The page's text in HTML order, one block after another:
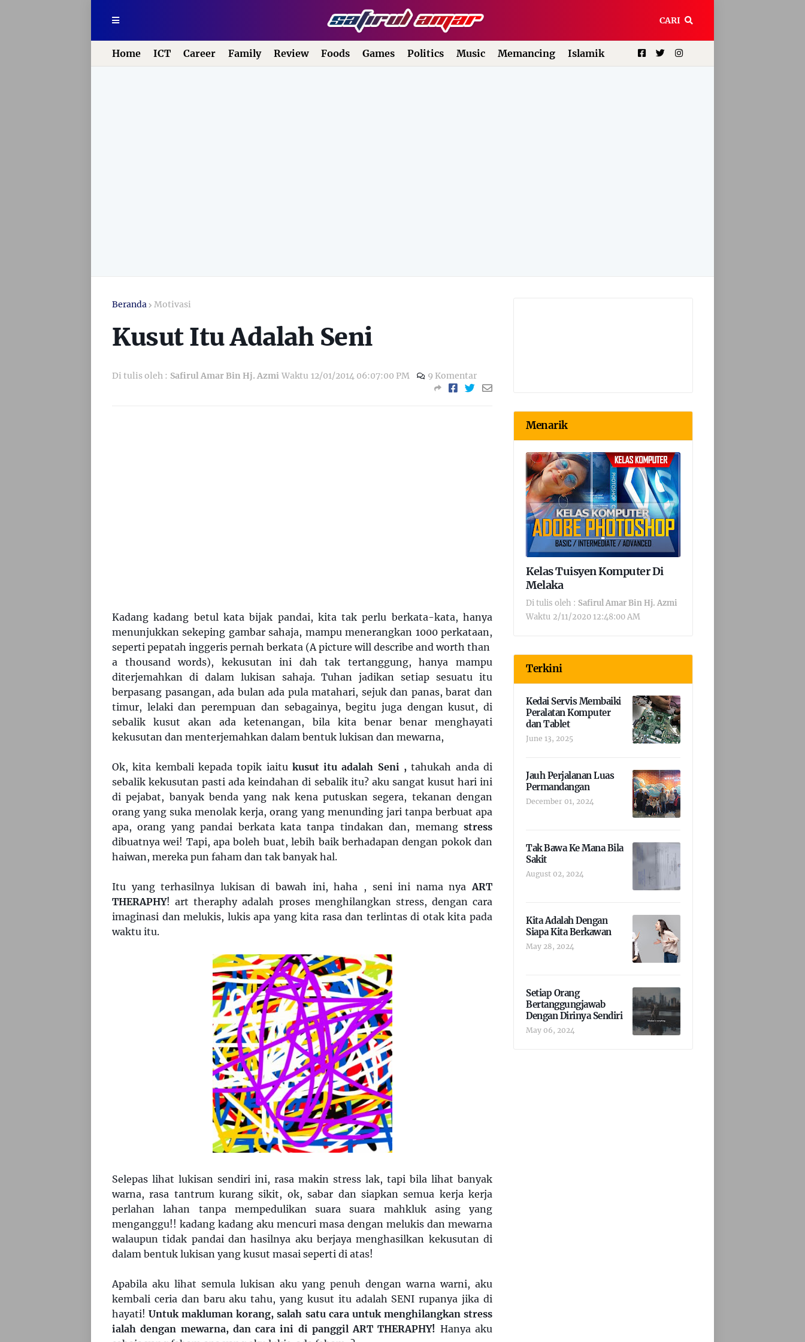
CARI
Home ICT Career Family Review Foods Games Politics Music Memancing Islamik
Beranda Motivasi
Kusut Itu Adalah Seni
Di tulis oleh : Safirul Amar Bin Hj. Azmi Waktu 12/01/2014 06:07:00 PM 9 Komentar
Kadang kadang betul kata bijak pandai, kita tak perlu berkata-kata, hanya
menunjukkan sekeping gambar sahaja, mampu menerangkan 1000 perkataan,
seperti pepatah inggeris pernah berkata (A picture will describe and worth than
a thousand words), kekusutan ini dah tak tertanggung, hanya mampu
diterjemahkan di dalam lukisan sahaja. Tuhan jadikan setiap sesuatu itu
berpasang pasangan, ada bulan ada pula matahari, sejuk dan panas, barat dan
timur, lelaki dan perempuan dan sebagainya, begitu juga dengan kusut, di
sebalik kusut akan ada ketenangan, bila kita benar benar menghayati
kekusutan dan menterjemahkan dalam bentuk lukisan dan mewarna,
Ok, kita kembali kepada topik iaitu kusut itu adalah Seni ,tahukah anda di
sebalik kekusutan pasti ada keindahan di sebalik itu? aku sangat kusut hari ini
di pejabat, banyak benda yang nak kena putuskan segera, tekanan dengan
orang yang suka menolak kerja, orang yang menunding jari tanpa berbuat apa
apa, orang yang pandai berkata kata tanpa tindakan dan, memang stress
dibuatnya wei! Tapi, apa boleh buat, lebih baik berhadapan dengan pokok dan
haiwan, mereka pun faham dan tak banyak hal.
Itu yang terhasilnya lukisan di bawah ini, haha , seni ini nama nyaART
THERAPHY! art theraphy adalah proses menghilangkan stress, dengan cara
imaginasi dan melukis, lukis apa yang kita rasa dan terlintas di otak kita pada
waktu itu.
Selepas lihat lukisan sendiri ini, rasa makin stress lak, tapi bila lihat banyak
warna, rasa tantrum kurang sikit, ok, sabar dan siapkan semua kerja kerja
perlahan lahan tanpa mempedulikan suara suara mahkluk asing yang
menganggu!! kadang kadang aku mencuri masa dengan melukis dan mewarna
walaupun tidak pandai dan hasilnya aku berjaya menghasilkan kekusutan di
dalam bentuk lukisan yang kusut masai seperti di atas!
Apabila aku lihat semula lukisan aku yang penuh dengan warna warni, aku
kembali ceria dan baru aku tahu, yang kusut itu adalah SENI rupanya jika di
hayati!Untuk makluman korang, salah satu cara untuk menghilangkan stress
ialah dengan mewarna, dan cara ini di panggil ART THERAPHY! Hanya aku
Menarik
Kelas Tuisyen Komputer Di
Melaka
Di tulis oleh : Safirul Amar Bin Hj. Azmi
Waktu 2/11/2020 12:48:00 AM
Terkini
Kedai Servis Membaiki
Peralatan Komputer
dan Tablet
June 13, 2025
Jauh Perjalanan Luas
Permandangan
December 01, 2024
Tak Bawa Ke Mana Bila
Sakit
August 02, 2024
Kita Adalah Dengan
Siapa Kita Berkawan
May 28, 2024
Setiap Orang
Bertanggungjawab
Dengan Dirinya Sendiri
May 06, 2024